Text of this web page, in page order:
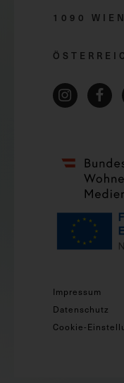
1090 WIEN
Impressum
Datenschutz
Cookie-